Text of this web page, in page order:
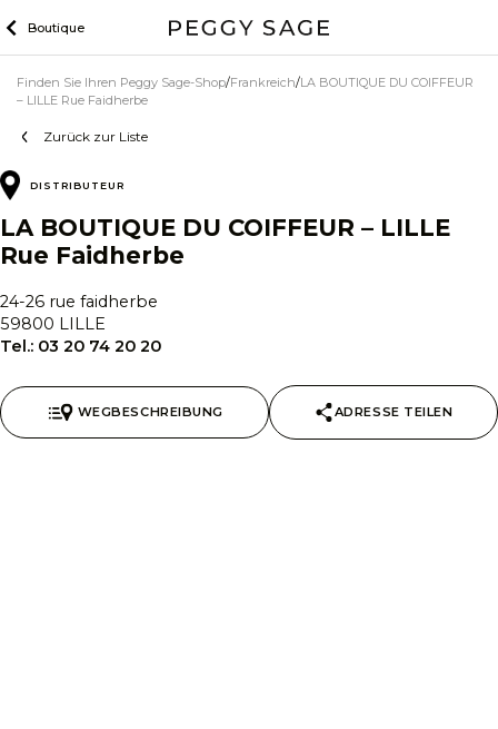
Inhalt
Boutique
Zurück zur Liste
Finden Sie Ihren Peggy Sage-Shop Frankreich LA BOUTIQUE DU COIFFEUR
– LILLE Rue Faidherbe
DISTRIBUTEUR
LA BOUTIQUE DU COIFFEUR – LILLE
Rue Faidherbe
24-26 rue faidherbe
59800 LILLE
Tel.: 03 20 74 20 20
WEGBESCHREIBUNG ADRESSE TEILEN